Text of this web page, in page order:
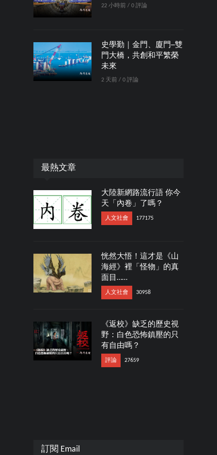
22 小時前 / 0 評論
史學勤｜金門、廈門─雙
門大橋，共創和平繁榮
未來
2 天前 / 0 評論
最熱文章
大陸新網路流行語 你今
天「內卷」了嗎？
人文社會 177175
恍然大悟！這才是《山
海經》裡「怪物」的真
面目……
人文社會 30958
《返校》缺乏的歷史視
野：白色恐怖鎮壓的只
有自由嗎？
評論 27659
訂閱 Email